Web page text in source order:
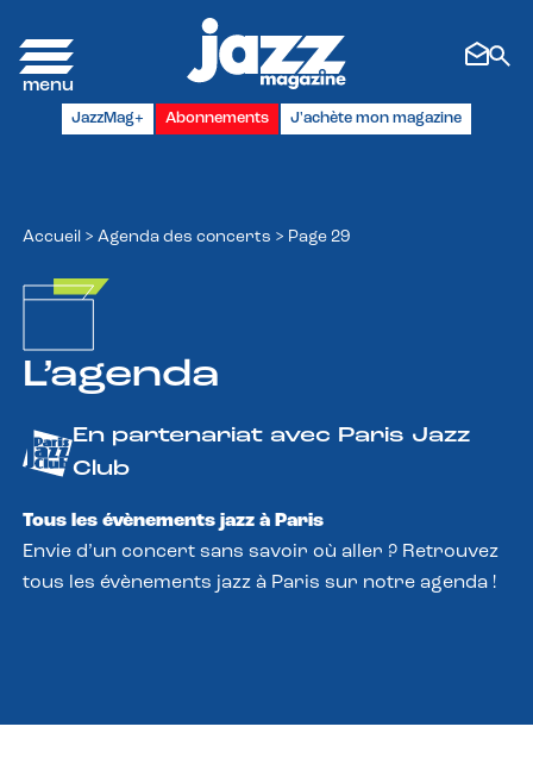
JazzMag+ Abonnements J'achète mon magazine
Accueil > Agenda des concerts > Page 29
L’agenda
En partenariat avec Paris Jazz
Club
Tous les évènements jazz à Paris
Envie d’un concert sans savoir où aller ? Retrouvez
tous les évènements jazz à Paris sur notre agenda !